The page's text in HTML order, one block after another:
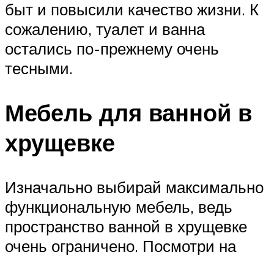
быт и повысили качество жизни. К
сожалению, туалет и ванна
остались по-прежнему очень
тесными.
Мебель для ванной в
хрущевке
Изначально выбирай максимально
функциональную мебель, ведь
пространство ванной в хрущевке
очень ограничено. Посмотри на